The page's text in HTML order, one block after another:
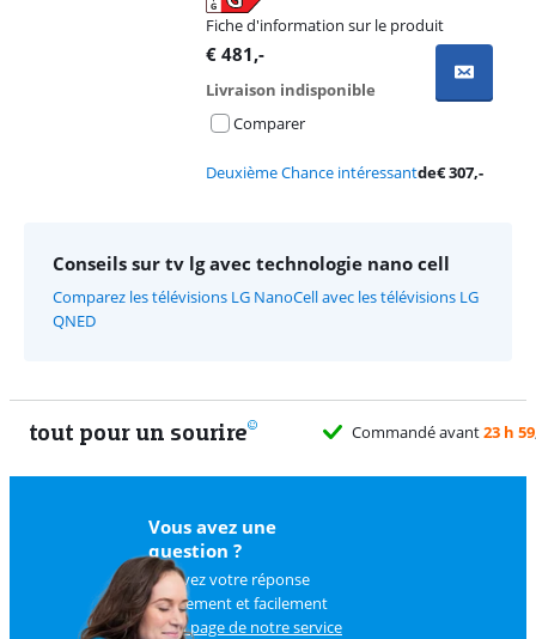
Fiche d'information sur le produit
s'ouvre dans un nouvel onglet
€ 481,-
Livraison indisponible
Comparer
Deuxième Chance intéressantde€307,-
Conseils sur tv lg avec technologie nano cell
Comparez les télévisions LG NanoCell avec les télévisions LG
QNED
tout pour un sourireCommandé avant23 h 59, livré demain
Vous avez une
question ?
Trouvez votre réponse
rapidement et facilement
surla page de notre service